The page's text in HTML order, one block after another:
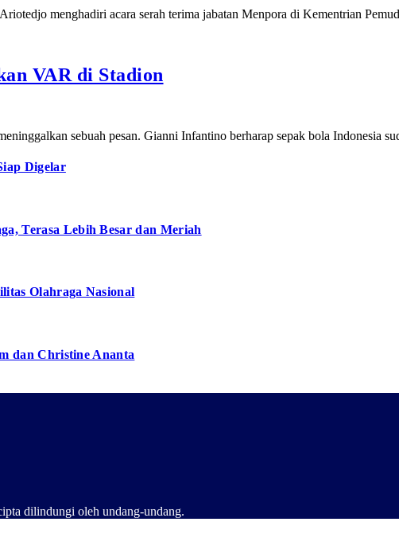
menghadiri acara serah terima jabatan Menpora di Kementrian
VAR di Stadion
sebuah pesan. Gianni Infantino berharap sepak bola Indonesia
Digelar
Terasa Lebih Besar dan Meriah
Olahraga Nasional
dan Christine Ananta
dilindungi oleh undang-undang.